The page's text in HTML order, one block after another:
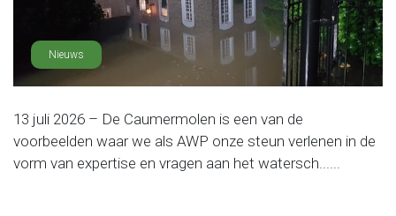
Nieuws
13 juli 2026 – De Caumermolen is een van de
voorbeelden waar we als AWP onze steun verlenen in de
vorm van expertise en vragen aan het watersch......